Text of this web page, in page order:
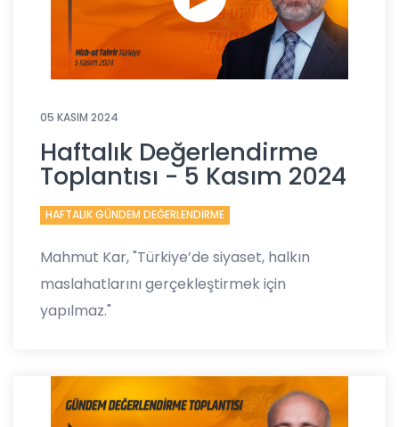
05 KASIM 2024
Haftalık Değerlendirme
Toplantısı - 5 Kasım 2024
HAFTALIK GÜNDEM DEĞERLENDİRME
Mahmut Kar, "Türkiye’de siyaset, halkın
maslahatlarını gerçekleştirmek için
yapılmaz."